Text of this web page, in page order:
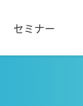
セミナー